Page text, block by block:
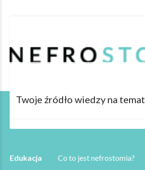
Twoje źródło wiedzy na temat
Edukacja
Co to jest nefrostomia?